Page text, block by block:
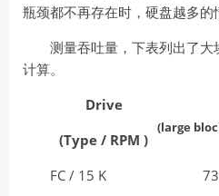
瓶颈都不再存在时，硬盘越多的
测量吞吐量，下表列出了
计算。
Drive
(Type / RPM )
(large
FC / 15 K